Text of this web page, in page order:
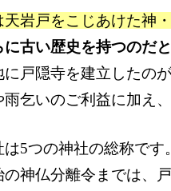
天岩戸をこじあけた神
古い歴史を持つのだと
に戸隠寺を建立したの
乞いのご利益に加え、
は5つの神社の総称で
の神仏分離令までは、